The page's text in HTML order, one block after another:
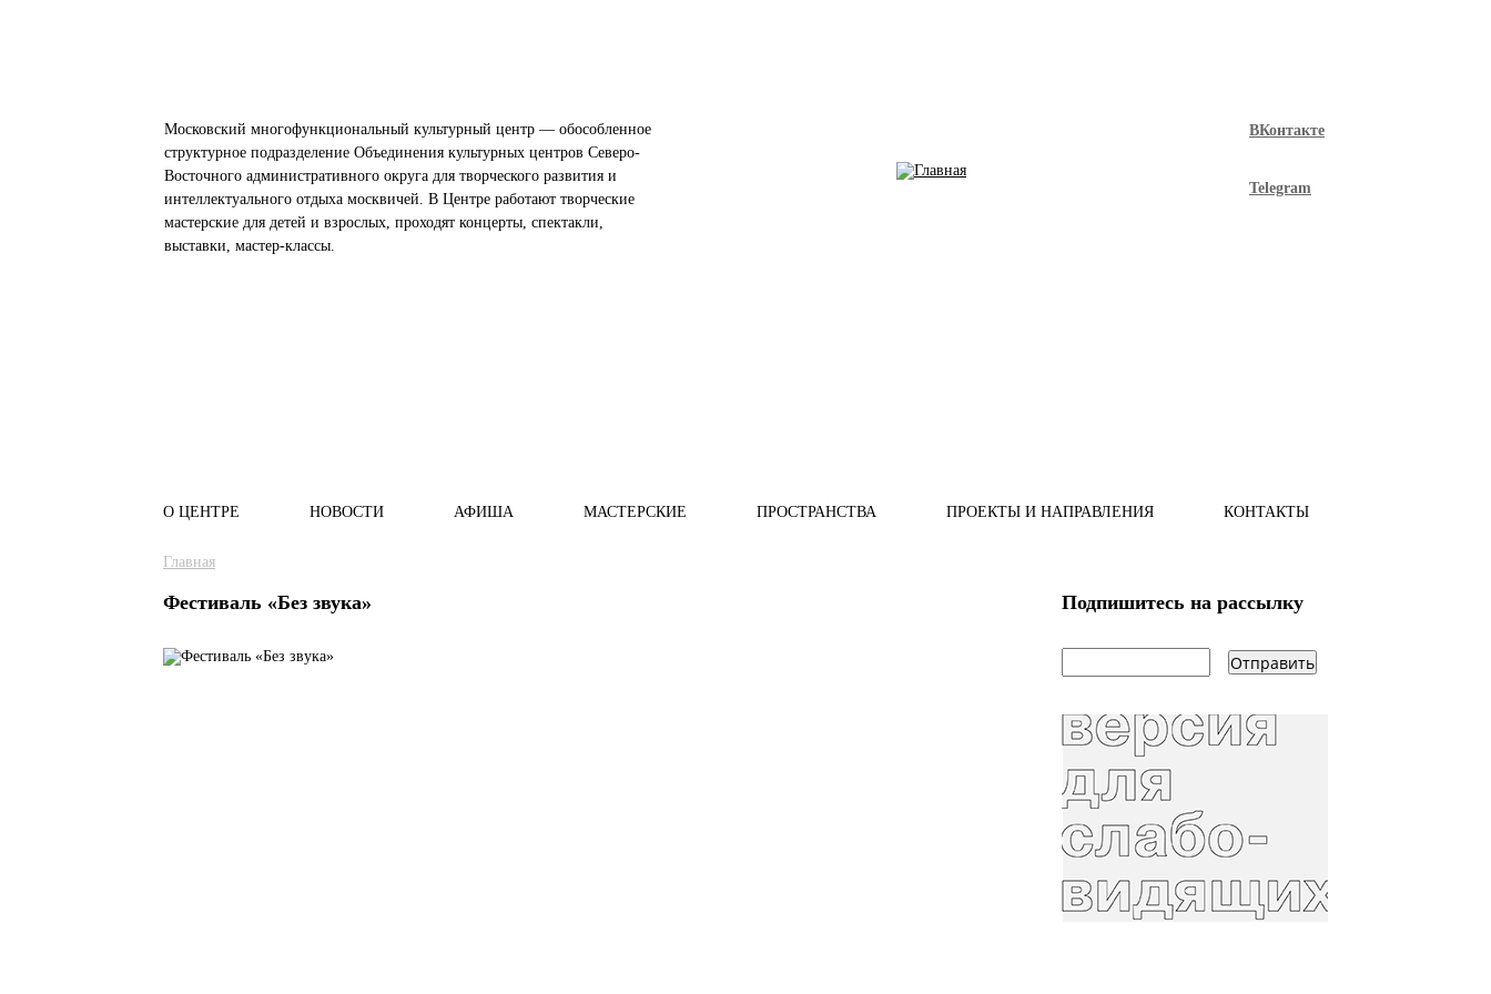
Московский многофункциональный культурный центр — обособленное
структурное подразделение Объединения культурных центров Северо-
Восточного административного округа для творческого развития и
интеллектуального отдыха москвичей. В Центре работают творческие
мастерские для детей и взрослых, проходят концерты, спектакли,
выставки, мастер-классы.
ВКонтакте
Telegram
Главное меню
О ЦЕНТРЕ НОВОСТИ АФИША МАСТЕРСКИЕ ПРОСТРАНСТВА ПРОЕКТЫ И НАПРАВЛЕНИЯ КОНТАКТЫ
Вы здесь
Главная
Фестиваль «Без звука» Подпишитесь на рассылку